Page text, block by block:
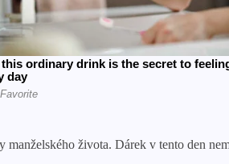
života. Dárek v tento den